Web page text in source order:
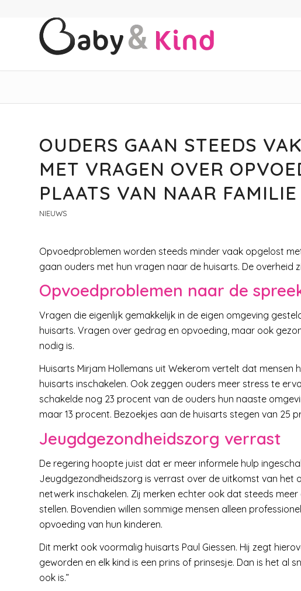
OUDERS GAAN STEEDS
MET VRAGEN OVER
PLAATS VAN NAAR FAMILIE
NIEUWS
Opvoedproblemen worden steeds minder vaak opgelost
gaan ouders met hun vragen naar de huisarts. De overheid
Opvoedproblemen naar de
Vragen die eigenlijk gemakkelijk in de eigen omgeving
huisarts. Vragen over gedrag en opvoeding, maar ook
nodig is.
Huisarts Mirjam Hollemans uit Wekerom vertelt dat mensen
huisarts inschakelen. Ook zeggen ouders meer stress te
schakelde nog 23 procent van de ouders hun naaste
maar 13 procent. Bezoekjes aan de huisarts stegen van 25
Jeugdgezondheidszorg verrast
De regering hoopte juist dat er meer informele hulp
Jeugdgezondheidszorg is verrast over de uitkomst van het
netwerk inschakelen. Zij merken echter ook dat steeds
stellen. Bovendien willen sommige mensen alleen
opvoeding van hun kinderen.
Dit merkt ook voormalig huisarts Paul Giessen. Hij zegt
geworden en elk kind is een prins of prinsesje. Dan is het al
ook is.”